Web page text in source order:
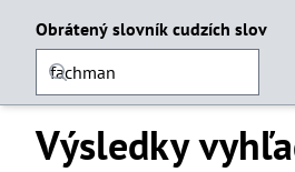
Obrátený slovník cudzích slov
Výsledky